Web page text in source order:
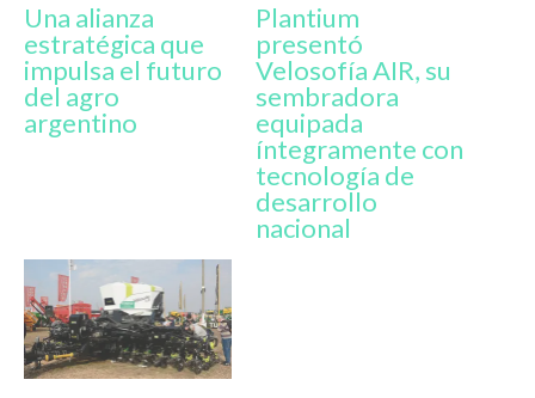
Una alianza
estratégica que
impulsa el futuro
del agro
argentino
Plantium
presentó
Velosofía AIR, su
sembradora
equipada
íntegramente con
tecnología de
desarrollo
nacional